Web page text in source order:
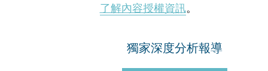
了解內容授權資訊。
獨家深度分析報導